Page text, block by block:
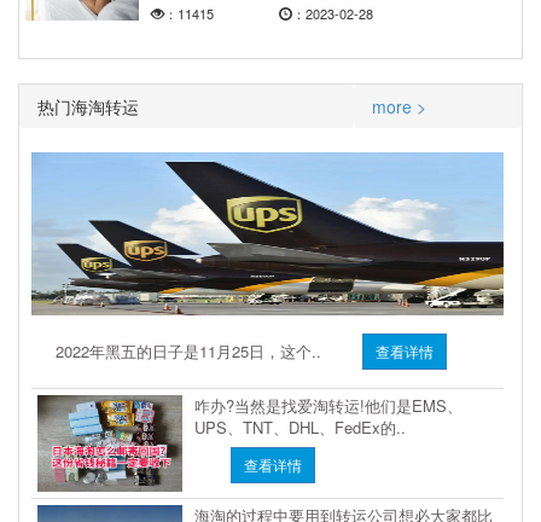
：11415
：2023-02-28
热门海淘转运 more >
2022年黑五的日子是11月25日，这个.. 查看详情
咋办?当然是找爱淘转运!他们是EMS、
UPS、TNT、DHL、FedEx的..
查看详情
海淘的过程中要用到转运公司想必大家都比